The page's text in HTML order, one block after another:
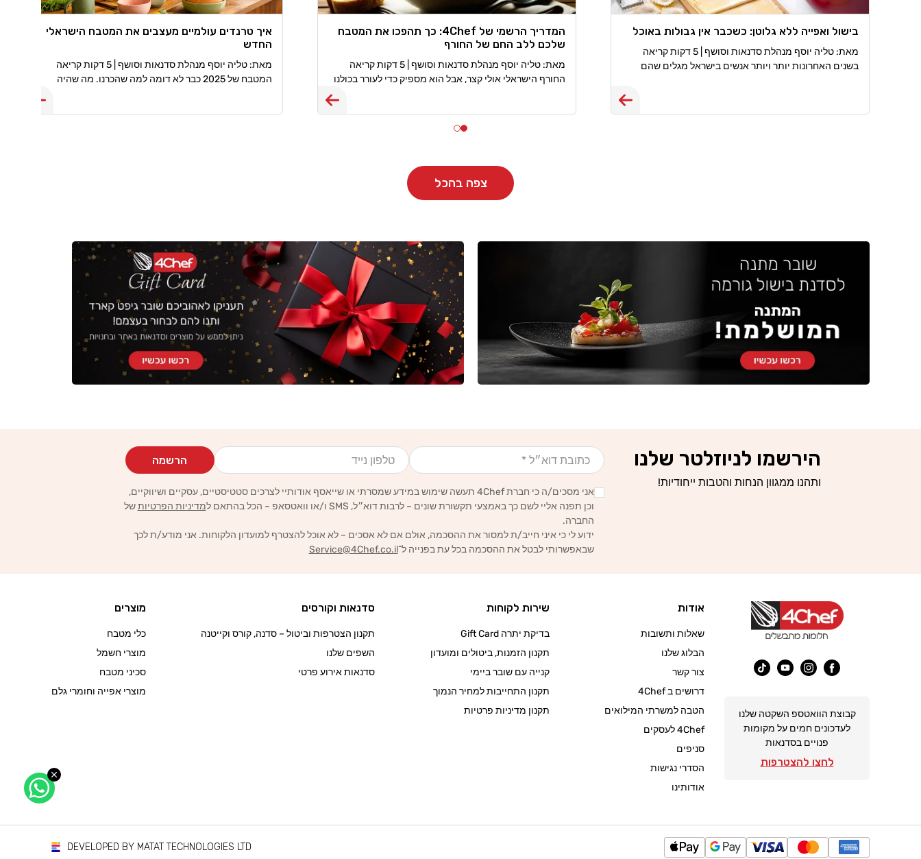
בישול ואפייה ללא גלוטן: כשכבר אין גבולות באוכל
מאת: טליה יוסף מנהלת סדנאות וסושף | 5 דקות קריאה
בשנים האחרונות יותר ויותר אנשים בישראל מגלים שהם
המדריך הרשמי של 4Chef: כך תהפכו את המטבח
שלכם ללב החם של החורף
מאת: טליה יוסף מנהלת סדנאות וסושף | 5 דקות קריאה
החורף הישראלי אולי קצר, אבל הוא מספיק כדי לעורר בכולנו
איך טרנדים עולמיים מעצבים את המטבח הישראלי
החדש
מאת: טליה יוסף מנהלת סדנאות וסושף | 5 דקות קריאה
המטבח של 2025 כבר לא דומה למה שהכרנו. מה שהיה
צפה בהכל
הירשמו לניוזלטר שלנו
ותהנו ממגוון הנחות והטבות ייחודיות!
אימייל טלפון נייד הרשמה
אני מסכים/ה כי חברת 4Chef תעשה שימוש במידע שמסרתי או שייאסף אודותיי לצרכים סטטיסטיים, עסקיים ושיווקיים,
וכן תפנה אליי לשם כך באמצעי תקשורת שונים – לרבות דוא״ל, SMS ו/או וואטסאפ – הכל בהתאם ל
מדיניות הפרטיותשל
החברה.
ידוע לי כי איני חייב/ת למסור את ההסכמה, אולם אם לא אסכים – לא אוכל להצטרף למועדון הלקוחות. אני מודע/ת לכך
שבאפשרותי לבטל את ההסכמה בכל עת בפנייה ל־Service@4Chef.co.il
פייסבוקאינסטגרם
יוטיוב
טיק
קבוצת הוואטספ השקטה שלנו
לעדכונים חמים על מקומות
פנויים בסדנאות
לחצו להצטרפות
אודות
שאלות ותשובות
הבלוג שלנו
צור קשר
דרושים ב 4Chef
הטבה למשרתי המילואים
4Chef לעסקים
סניפים
הסדרי נגישות
אודותינו
שירות לקוחות
בדיקת יתרה Gift Card
תקנון הזמנות, ביטולים ומועדון
קנייה עם שובר ביימי
תקנון התחייבות למחיר הנמוך
תקנון מדיניות פרטיות
סדנאות וקורסים
תקנון הצטרפות וביטול – סדנה, קורס וקייטנה
השפים שלנו
סדנאות אירוע פרטי
מוצרים
כלי מטבח
מוצרי חשמל
סכיני מטבח
מוצרי אפייה וחומרי גלם
שיטות
DEVELOPED BY MATAT TECHNOLOGIES LTD